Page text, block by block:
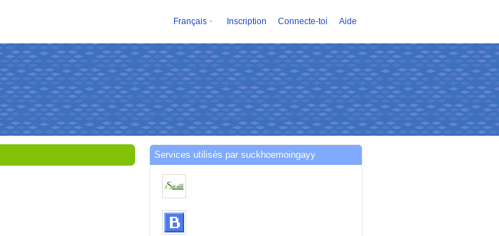
Français Inscription Connecte-toi Aide
Services utilisés par suckhoemoingayy